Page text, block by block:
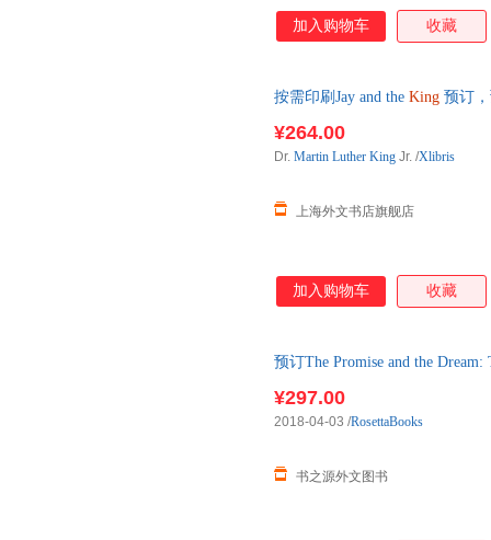
加入购物车 收藏
按需印刷Jay and the King 预订
¥264.00
上海外文书店旗舰店
Dr. Martin Luther King Jr. /Xlibris
加入购物车 收藏
预订The Promise and the
¥297.00
书之源外文图书
2018-04-03 /RosettaBooks